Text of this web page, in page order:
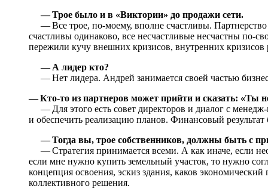
— Трое было и в «Виктории» до продажи сети.
— Все трое, по-моему, вполне счастливы. Партнерство
счастливы одинаково, все несчастливые несчастны по-
пережили кучу внешних кризисов, внутренних кризисов
— А лидер кто?
— Нет лидера. Андрей занимается своей частью
— Кто-то из партнеров может прийти и сказать: «Ты
— Для этого есть совет директоров и диалог с
и обеспечить реализацию планов. Финансовый
— Тогда вы, трое собственников, должны быть с
— Стратегия принимается всеми. А как иначе, если
если мне нужно купить земельный участок, то нужно
концепция освоения, эскиз здания, каков
коллективного решения.